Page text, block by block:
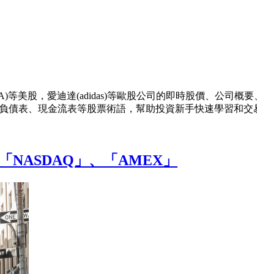
等美股，愛迪達(adidas)等歐股公司的即時股價、公司概
表、現金流表等股票術語，幫助投資新手快速學習和交
NASDAQ」、「AMEX」